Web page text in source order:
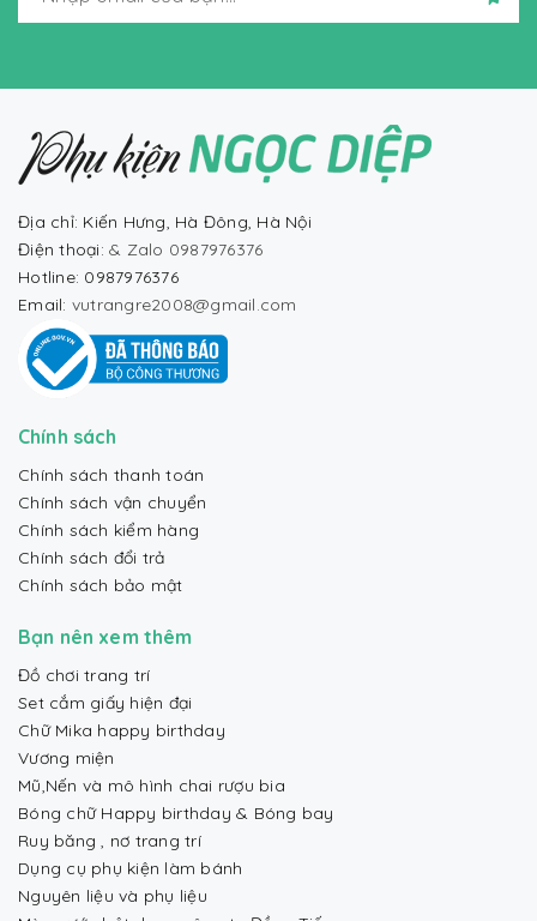
Địa chỉ: Kiến Hưng, Hà Đông, Hà Nội
Điện thoại: & Zalo 0987976376
Hotline: 0987976376
Email: vutrangre2008@gmail.com
Chính sách
Chính sách thanh toán
Chính sách vận chuyển
Chính sách kiểm hàng
Chính sách đổi trả
Chính sách bảo mật
Bạn nên xem thêm
Đồ chơi trang trí
Set cắm giấy hiện đại
Chữ Mika happy birthday
Vương miện
Mũ,Nến và mô hình chai rượu bia
Bóng chữ Happy birthday & Bóng bay
Ruy băng , nơ trang trí
Dụng cụ phụ kiện làm bánh
Nguyên liệu và phụ liệu